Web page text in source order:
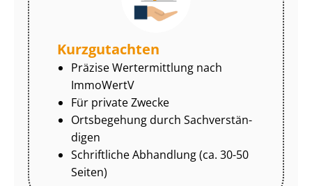
Kurzgutachten
Präzise Wertermittlung nach
ImmoWertV
Für private Zwecke
Ortsbegehung durch Sach­ver­stän­
di­gen
Schriftliche Abhandlung (ca. 30-50
Seiten)